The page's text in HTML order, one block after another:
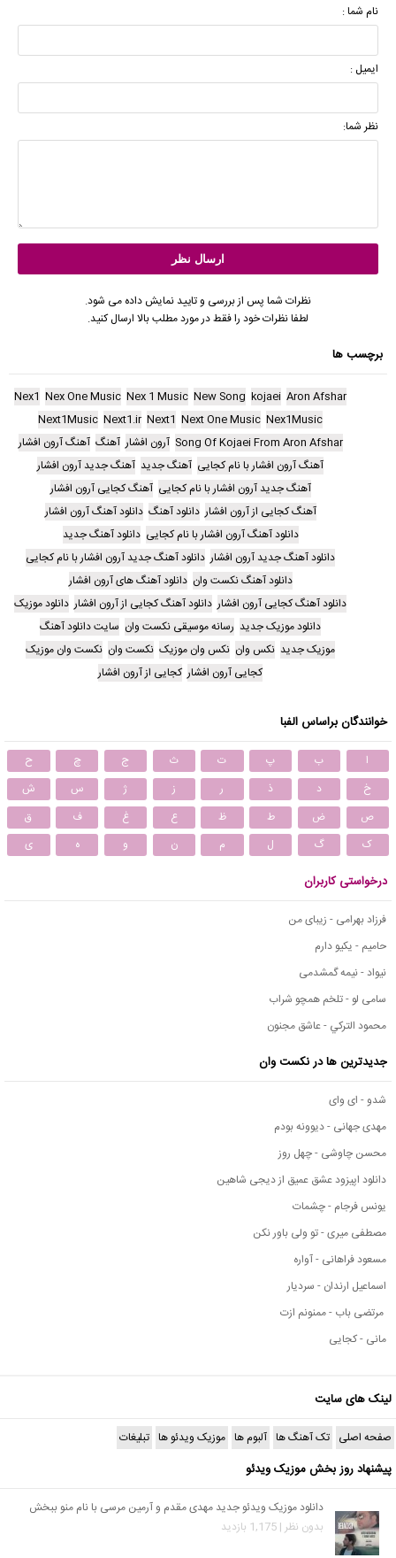
نام شما :
ایمیل :
نظر شما:
نظرات شما پس از بررسی و تایید نمایش داده می شود.
لطفا نظرات خود را فقط در مورد مطلب بالا ارسال کنید.
برچسب ها
Aron Afshar
kojaei
New Song
Nex 1 Music
Nex One Music
Nex1
Nex1Music
Next One Music
Next1
Next1.ir
Next1Music
Song Of Kojaei From Aron Afshar آرون افشار آهنگ آهنگ آرون افشار
آهنگ آرون افشار با نام کجایی آهنگ جدید آهنگ جدید آرون افشار
آهنگ جدید آرون افشار با نام کجایی آهنگ کجایی آرون افشار
آهنگ کجایی از آرون افشار دانلود آهنگ دانلود آهنگ آرون افشار
دانلود آهنگ آرون افشار با نام کجایی دانلود آهنگ جدید
دانلود آهنگ جدید آرون افشار دانلود آهنگ جدید آرون افشار با نام کجایی
دانلود آهنگ نکست وان دانلود آهنگ های آرون افشار
دانلود آهنگ کجایی آرون افشار دانلود آهنگ کجایی از آرون افشار دانلود موزیک
دانلود موزیک جدید رسانه موسیقی نکست وان سایت دانلود آهنگ
موزیک جدید نکس وان نکس وان موزیک نکست وان نکست وان موزیک
کجایی آرون افشار کجایی از آرون افشار
خوانندگان براساس الفبا
ا ب پ ت ث ج چ
ح
خ
د ذ ر ز ژ س
ش
ص
ض ط ظ ع غ ف
ق
ک
گ ل م ن و ه ی
درخواستی کاربران
فرزاد بهرامی - زیبای من
حامیم - یکیو دارم
نیواد - نیمه گمشدمی
سامی لو - تلخم همچو شراب
محمود التركي - عاشق مجنون
جدیدترین ها در نکست وان
شدو - ای وای
مهدی جهانی - دیوونه بودم
محسن چاوشی - چهل روز
دانلود اپیزود عشق عمیق از دیجی شاهین
یونس فرجام - چشمات
مصطفی میری - تو ولی باور نکن
مسعود فراهانی - آواره
اسماعیل ارندان - سردیار
مرتضی باب - ممنونم ازت
مانی - کجایی
لینک های سایت
صفحه اصلی تک آهنگ ها آلبوم ها موزیک ویدئو ها تبلیغات
پیشنهاد روز بخش موزیک ویدئو
دانلود موزیک ویدئو جدید مهدی مقدم و آرمین مرسی با نام منو ببخش
بدون نظر | 1,175 بازدید